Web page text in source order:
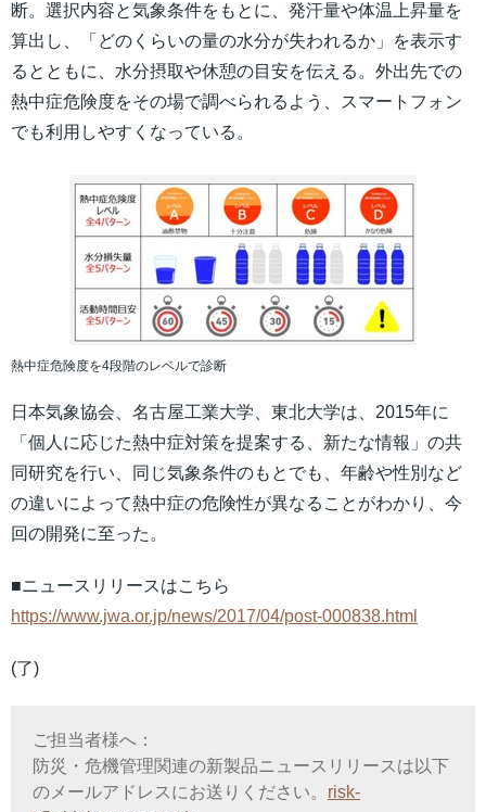
断。選択内容と気象条件をもとに、発汗量や体温上昇量を
算出し、「どのくらいの量の水分が失われるか」を表示す
るとともに、水分摂取や休憩の目安を伝える。外出先での
熱中症危険度をその場で調べられるよう、スマートフォン
でも利用しやすくなっている。
熱中症危険度を4段階のレベルで診断
日本気象協会、名古屋工業大学、東北大学は、2015年に
「個人に応じた熱中症対策を提案する、新たな情報」の共
同研究を行い、同じ気象条件のもとでも、年齢や性別など
の違いによって熱中症の危険性が異なることがわかり、今
回の開発に至った。
■ニュースリリースはこちら
https://www.jwa.or.jp/news/2017/04/post-000838.html
(了)
ご担当者様へ：
防災・危機管理関連の新製品ニュースリリースは以下
のメールアドレスにお送りください。 risk-